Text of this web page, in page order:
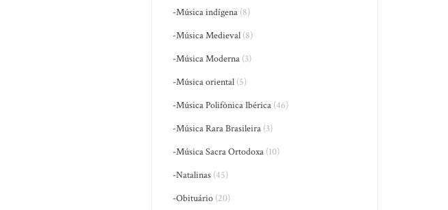
-Música indígena (8)
-Música Medieval (8)
-Música Moderna (3)
-Música oriental (5)
-Música Polifônica Ibérica (46)
-Música Rara Brasileira (3)
-Música Sacra Ortodoxa (10)
-Natalinas (45)
-Obituário (20)